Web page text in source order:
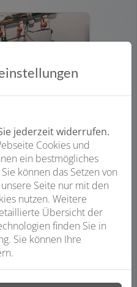
jederzeit widerrufen.
Cookies und
ein bestmögliches
können das Setzen von
Seite nur mit den
nutzen. Weitere
Übersicht der
finden Sie in
Sie können Ihre